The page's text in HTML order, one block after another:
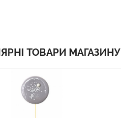
ТОВАРИ МАГАЗИНУ